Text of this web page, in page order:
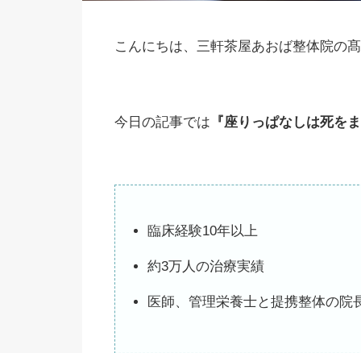
こんにちは、三軒茶屋あおば整体院の
今日の記事では 『座りっぱなしは死を
臨床経験10年以上
約3万人の治療実績
医師、管理栄養士と提携整体の院